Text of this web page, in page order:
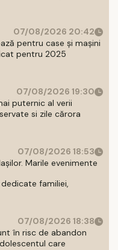
07/08/2026 20:42
pentru case și mașini
pentru 2025
07/08/2026 19:30
puternic al verii
si zile cărora
07/08/2026 18:53
Marile evenimente
familiei,
07/08/2026 18:38
în risc de abandon
care